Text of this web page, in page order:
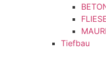
Tiefbau